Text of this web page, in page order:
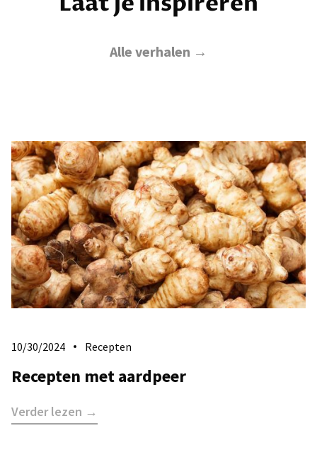
Alle verhalen →
10/30/2024 Recepten
Recepten met aardpeer
Verder lezen →